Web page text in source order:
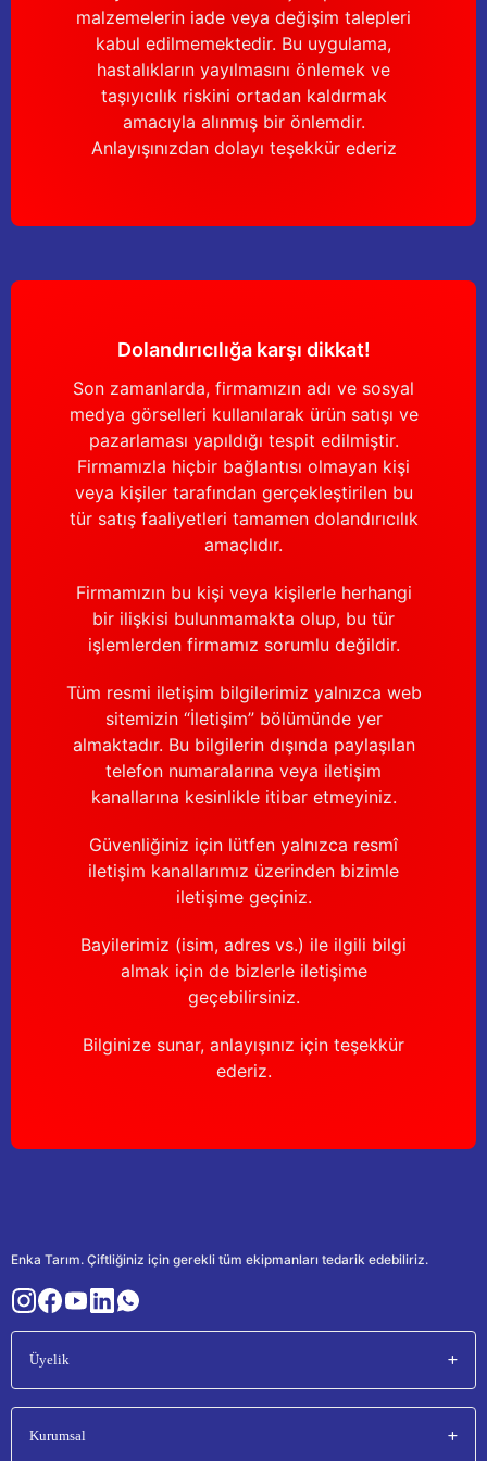
İç tapa, 250 ccm ve 340 ccm inek pençesi için
15,00 TL
Conta, 250 ccm ve 340 ccm inek pençesi için, siyah
12,00 TL
Pençe gövdesi, 250 ccm inek pençesi için
90,00 TL
malzemelerin iade veya değişim talepleri
kabul edilmemektedir. Bu uygulama,
hastalıkların yayılmasını önlemek ve
taşıyıcılık riskini ortadan kaldırmak
amacıyla alınmış bir önlemdir.
Anlayışınızdan dolayı teşekkür ederiz
Dolandırıcılığa karşı dikkat!
Son zamanlarda, firmamızın adı ve sosyal
medya görselleri kullanılarak ürün satışı ve
pazarlaması yapıldığı tespit edilmiştir.
Firmamızla hiçbir bağlantısı olmayan kişi
veya kişiler tarafından gerçekleştirilen bu
tür satış faaliyetleri tamamen dolandırıcılık
amaçlıdır.
Firmamızın bu kişi veya kişilerle herhangi
bir ilişkisi bulunmamakta olup, bu tür
işlemlerden firmamız sorumlu değildir.
Tüm resmi iletişim bilgilerimiz yalnızca web
sitemizin “İletişim” bölümünde yer
almaktadır. Bu bilgilerin dışında paylaşılan
telefon numaralarına veya iletişim
kanallarına kesinlikle itibar etmeyiniz.
Güvenliğiniz için lütfen yalnızca resmî
iletişim kanallarımız üzerinden bizimle
iletişime geçiniz.
Bayilerimiz (isim, adres vs.) ile ilgili bilgi
almak için de bizlerle iletişime
geçebilirsiniz.
Bilginize sunar, anlayışınız için teşekkür
ederiz.
Enka Tarım. Çiftliğiniz için gerekli tüm ekipmanları tedarik edebiliriz.
Üyelik
Kurumsal